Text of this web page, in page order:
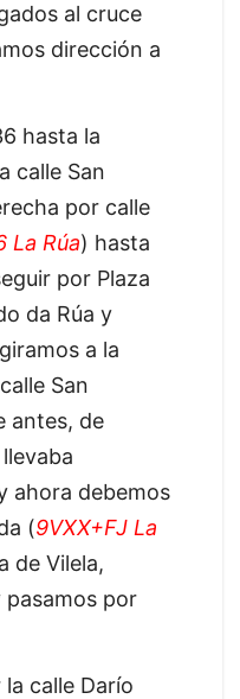
al cruce
dirección a
hasta la
calle San
por calle
La Rúa) hasta
por Plaza
da Rúa y
a la
San
antes, de
ahora debemos
(9VXX+FJ La
de Vilela,
pasamos por
calle Darío